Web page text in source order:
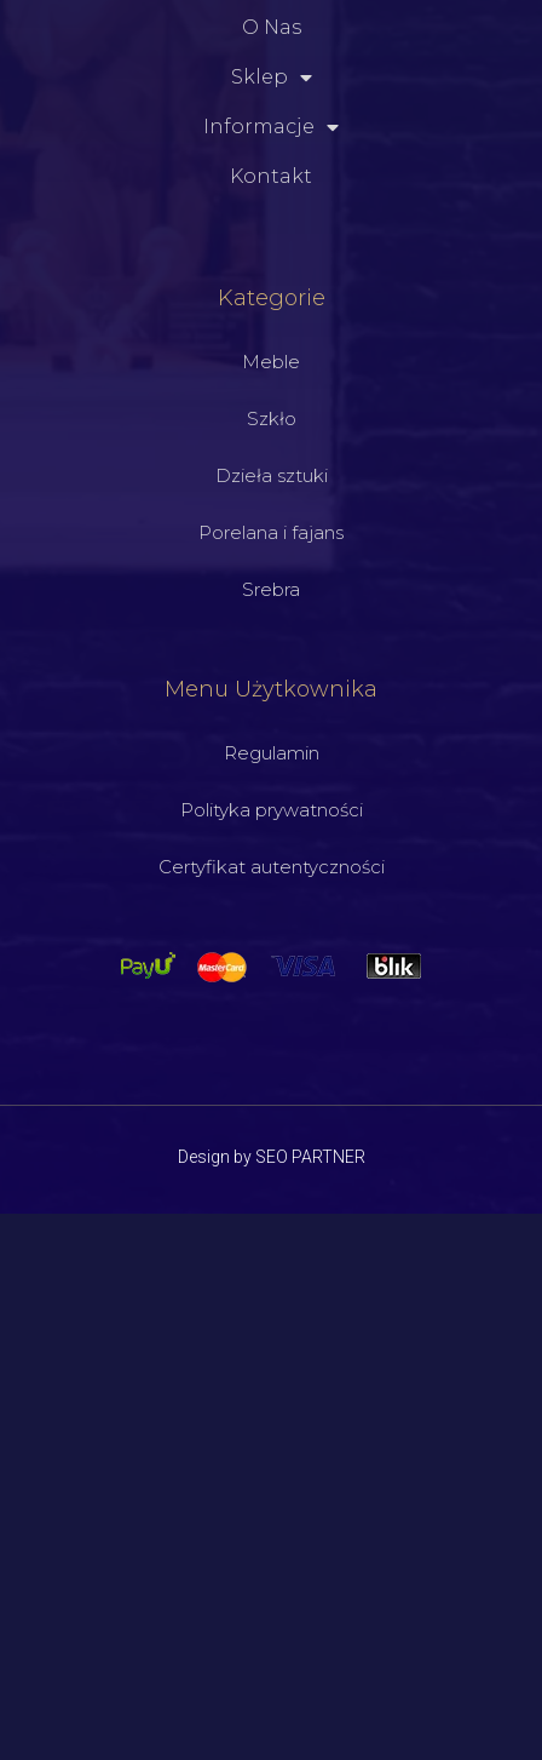
O Nas
Sklep
Informacje
Kontakt
Kategorie
Meble
Szkło
Dzieła sztuki
Porelana i fajans
Srebra
Menu Użytkownika
Regulamin
Polityka prywatności
Certyfikat autentyczności
Design by SEO PARTNER